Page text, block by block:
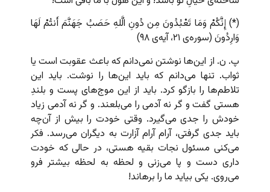
(*) إِنَّکُمْ وَمَا تَعْبُدُونَ مِن دُونِ الَّلهِ حَصَبُ جَهَنَّمَ أَنتُمْ لَهَا
وَارِدُونَ (سوره‌ی ۲۱، آیه‌ی ۹۸)
پ. ن. از این‌ها نوشتن نمی‌دانم که باعث عقوبت است یا
ثواب. تنها می‌دانم که باید این‌ها را نوشت. باید این
تلاطم‌ها را بازگو کرد. باید از این موج‌های پست و بلندِ
هستی گفت و گر نه آدمی را می‌بلعند. و گر نه آدمی زیاد
خودش را جدی می‌گیرد. وقتی خودت را بیش از آن‌چه
باید جدی گرفتی، آرام آرام آزارت به دیگران می‌رسد. فکر
می‌کنی مسئول نجات بقیه هستی، در حالی که خودت
داری دست و پا می‌زنی و لحظه به لحظه بیشتر فرو
می‌روی. یکی بیاید ما را برهاند!